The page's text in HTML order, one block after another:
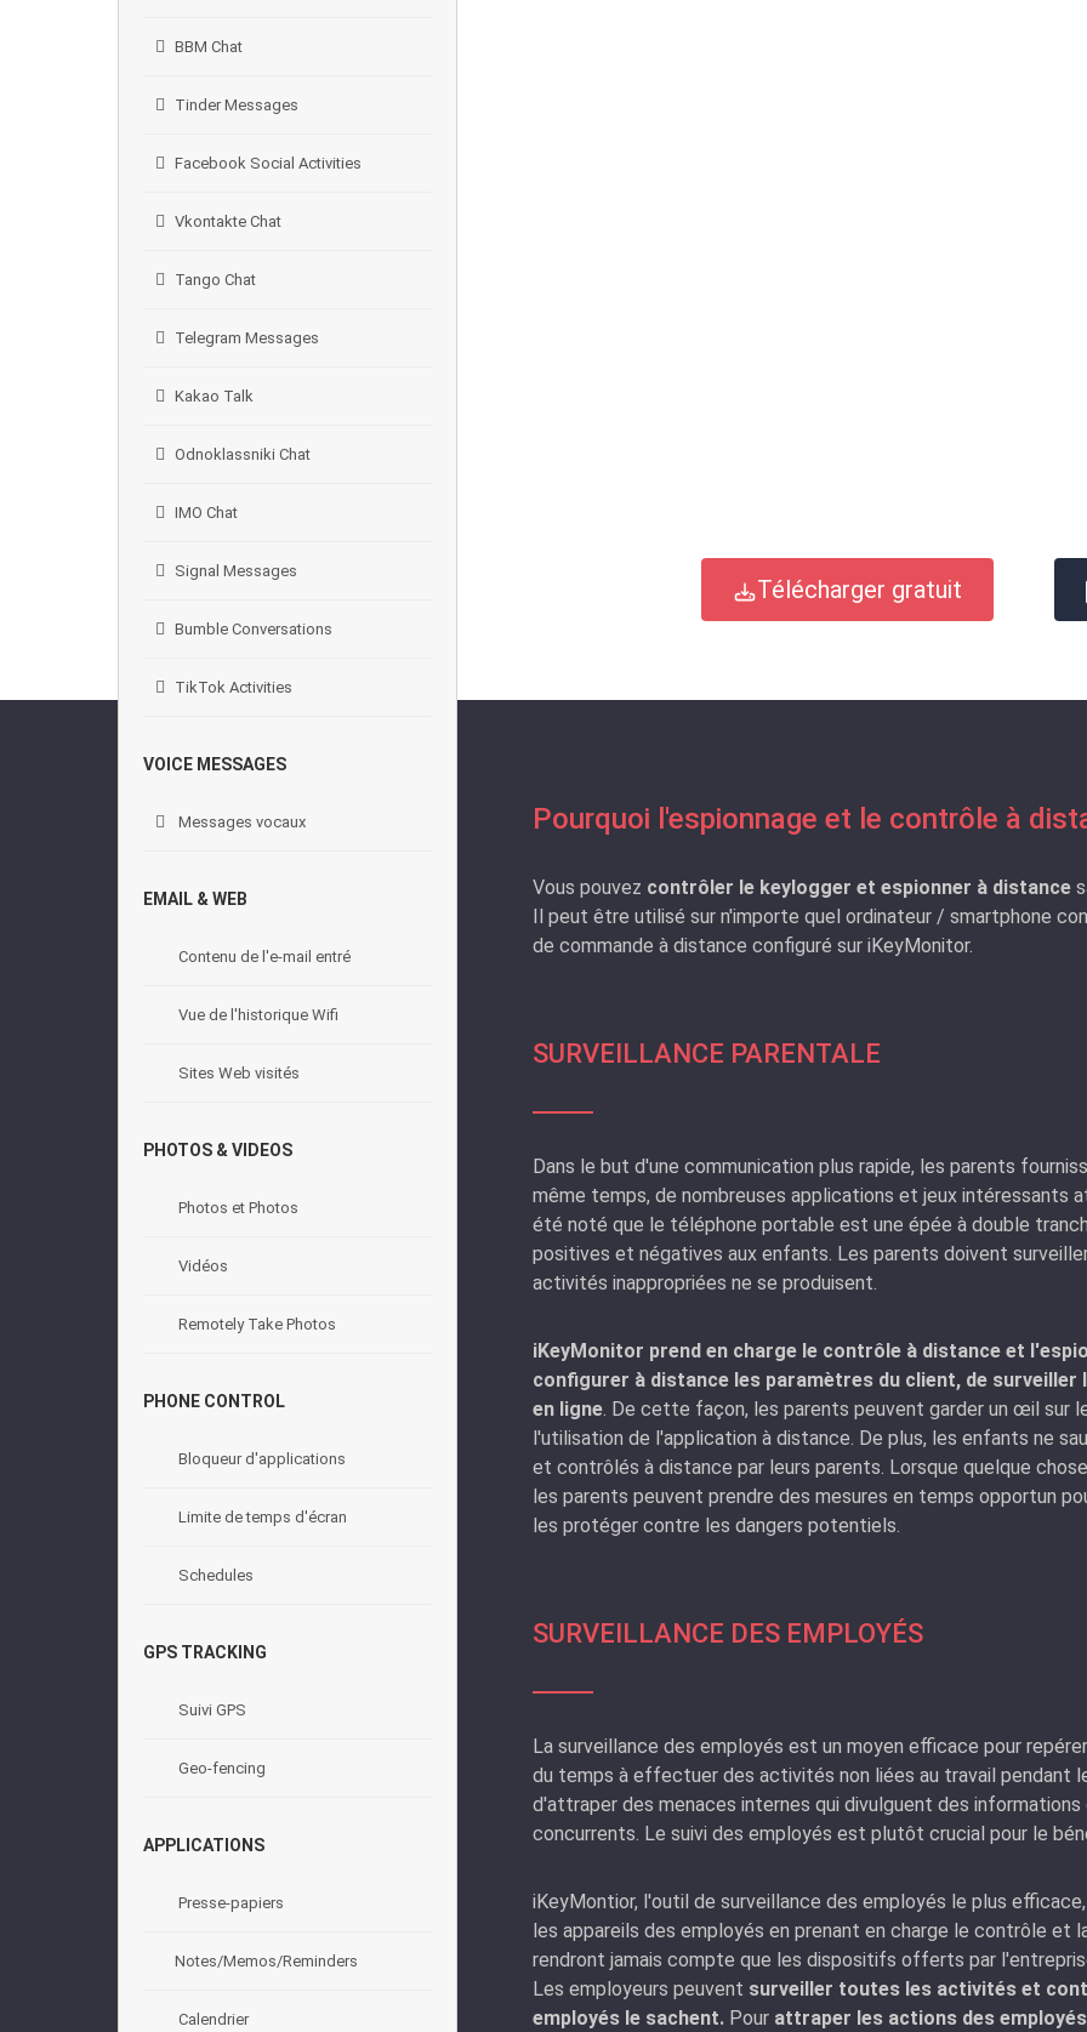
Télécharger gratuit
Pourquoi l'espionnage et le contrôle à
Vous pouvez contrôler le keylogger et espionner à distance
Il peut être utilisé sur n'importe quel ordinateur / smartphone
de commande à distance configuré sur iKeyMonitor.
SURVEILLANCE PARENTALE
Dans le but d'une communication plus rapide, les parents
même temps, de nombreuses applications et jeux intéressants
été noté que le téléphone portable est une épée à double
positives et négatives aux enfants. Les parents doivent
activités inappropriées ne se produisent.
iKeyMonitor prend en charge le contrôle à distance et
configurer à distance les paramètres du client, de
en ligne. De cette façon, les parents peuvent garder un œil
l'utilisation de l'application à distance. De plus, les enfants ne
et contrôlés à distance par leurs parents. Lorsque quelque
les parents peuvent prendre des mesures en temps opportun
les protéger contre les dangers potentiels.
SURVEILLANCE DES EMPLOYÉS
La surveillance des employés est un moyen efficace pour
du temps à effectuer des activités non liées au travail pendant
d'attraper des menaces internes qui divulguent des
concurrents. Le suivi des employés est plutôt crucial pour le
iKeyMontior, l'outil de surveillance des employés le plus
les appareils des employés en prenant en charge le contrôle et
rendront jamais compte que les dispositifs offerts par
Les employeurs peuvent surveiller toutes les activités et
employés le sachent. Pour attraper les actions des
BBM Chat
Tinder Messages
Facebook Social Activities
Vkontakte Chat
Tango Chat
Telegram Messages
Kakao Talk
Odnoklassniki Chat
IMO Chat
Signal Messages
Bumble Conversations
TikTok Activities
VOICE MESSAGES
Messages vocaux
EMAIL & WEB
Contenu de l'e-mail entré
Vue de l'historique Wifi
Sites Web visités
PHOTOS & VIDEOS
Photos et Photos
Vidéos
Remotely Take Photos
PHONE CONTROL
Bloqueur d'applications
Limite de temps d'écran
Schedules
GPS TRACKING
Suivi GPS
Geo-fencing
APPLICATIONS
Presse-papiers
Notes/Memos/Reminders
Calendrier